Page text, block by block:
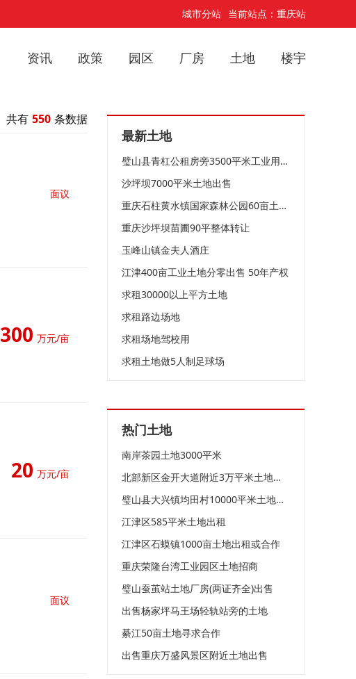
城市分站 当前站点：重庆站
资讯 政策 园区 厂房 土地 楼宇
共有 550 条数据
面议
300 万元/亩
20 万元/亩
面议
最新土地
璧山县青杠公租房旁3500平米工业用地急售
沙坪坝7000平米土地出售
重庆石柱黄水镇国家森林公园60亩土地出售
重庆沙坪坝苗圃90平整体转让
玉峰山镇金夫人酒庄
江津400亩工业土地分零出售 50年产权
求租30000以上平方土地
求租路边场地
求租场地驾校用
求租土地做5人制足球场
热门土地
南岸茶园土地3000平米
北部新区金开大道附近3万平米土地出租
璧山县大兴镇均田村10000平米土地出租
江津区585平米土地出租
江津区石蟆镇1000亩土地出租或合作
重庆荣隆台湾工业园区土地招商
璧山蚕茧站土地厂房(两证齐全)出售
出售杨家坪马王场轻轨站旁的土地
綦江50亩土地寻求合作
出售重庆万盛风景区附近土地出售